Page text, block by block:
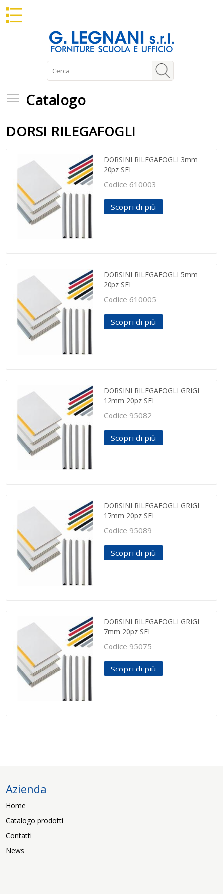
Catalogo
Catalogo
DORSI RILEGAFOGLI
DORSINI RILEGAFOGLI 3mm
20pz SEI
Codice 610003
Scopri di più
DORSINI RILEGAFOGLI 5mm
20pz SEI
Codice 610005
Scopri di più
DORSINI RILEGAFOGLI GRIGI
12mm 20pz SEI
Codice 95082
Scopri di più
DORSINI RILEGAFOGLI GRIGI
17mm 20pz SEI
Codice 95089
Scopri di più
DORSINI RILEGAFOGLI GRIGI
7mm 20pz SEI
Codice 95075
Scopri di più
Azienda
Home
Catalogo prodotti
Contatti
News